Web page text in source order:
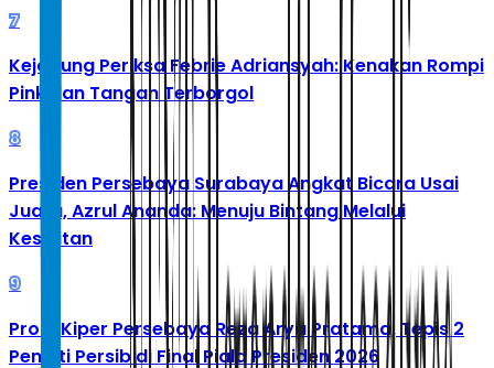
7
Kejagung Periksa Febrie Adriansyah: Kenakan Rompi
Pink dan Tangan Terborgol
8
Presiden Persebaya Surabaya Angkat Bicara Usai
Juara, Azrul Ananda: Menuju Bintang Melalui
Kesulitan
9
Profil Kiper Persebaya Reza Arya Pratama, Tepis 2
Penalti Persib di Final Piala Presiden 2026